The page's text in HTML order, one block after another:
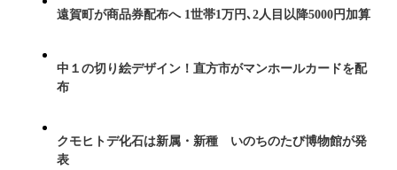
遠賀町が商品券配布へ 1世帯1万円､2人目以降5000円加算
中１の切り絵デザイン！直方市がマンホールカードを配
布
クモヒトデ化石は新属・新種 いのちのたび博物館が発
表